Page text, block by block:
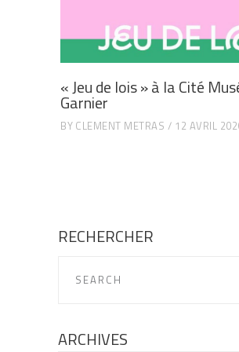
« Jeu de lois » à la Cité
Garnier
BY CLEMENT METRAS 12 AVRIL
RECHERCHER
ARCHIVES